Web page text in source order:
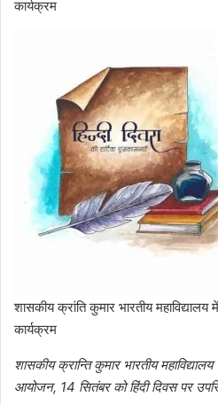
कार्यक्रम
शासकीय क्रांति कुमार भारतीय
कार्यक्रम
शासकीय क्रान्ति कुमार भारतीय
आयोजन, 14 सितंबर को हिंदी दिवस पर